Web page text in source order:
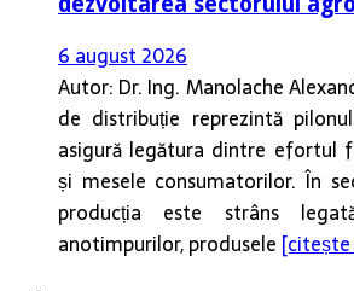
6 august 2026
Autor: Dr. Ing. Manolache
de distribuție reprezintă
asigură legătura dintre efortul
și mesele consumatorilor. În
producția este strâns
anotimpurilor, produsele